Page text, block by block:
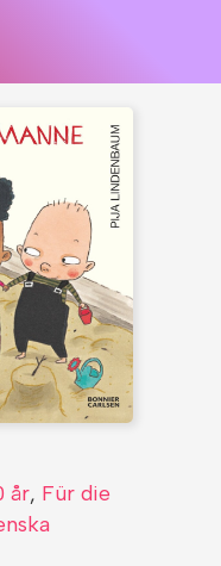
år, Für die